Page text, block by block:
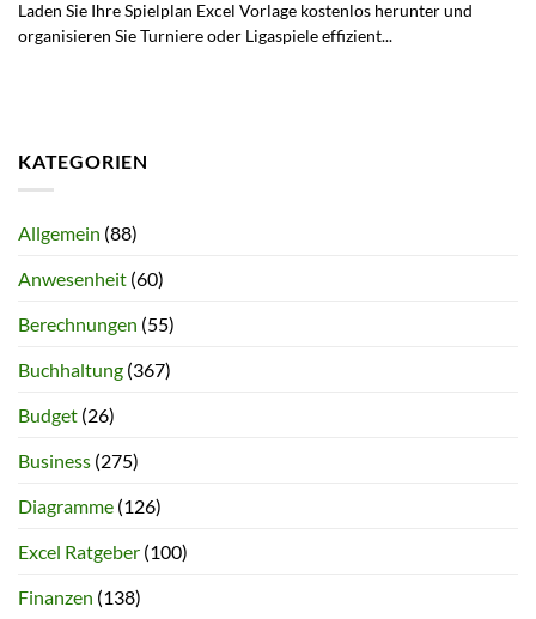
Laden Sie Ihre Spielplan Excel Vorlage kostenlos herunter und
organisieren Sie Turniere oder Ligaspiele effizient...
KATEGORIEN
Allgemein (88)
Anwesenheit (60)
Berechnungen (55)
Buchhaltung (367)
Budget (26)
Business (275)
Diagramme (126)
Excel Ratgeber (100)
Finanzen (138)